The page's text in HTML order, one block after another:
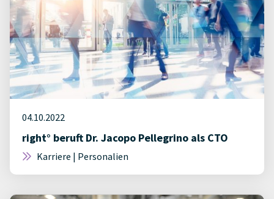
04.10.2022
right° beruft Dr. Jacopo Pellegrino als CTO
Karriere | Personalien